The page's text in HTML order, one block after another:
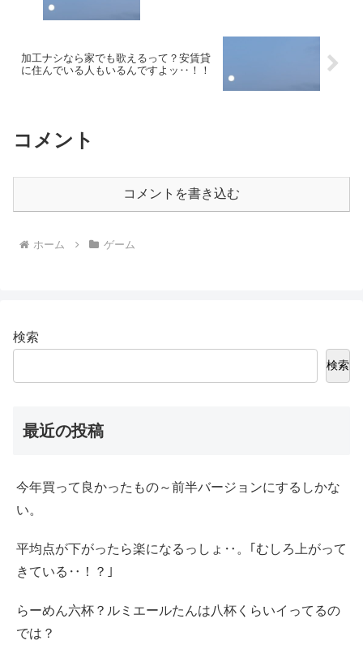
加工ナシなら家でも歌えるって？安賃貸
に住んでいる人もいるんですよッ‥！！
コメント
コメントを書き込む
ホーム ゲーム
検索
検索
最近の投稿
今年買って良かったもの～前半バージョンにするしかな
い。
平均点が下がったら楽になるっしょ‥。｢むしろ上がって
きている‥！？｣
らーめん六杯？ルミエールたんは八杯くらいイってるの
では？